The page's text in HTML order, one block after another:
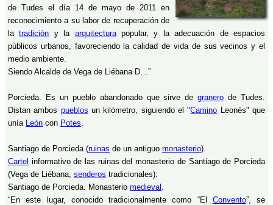
de Tudes el día 14 de mayo de 2011 en
reconocimiento a su labor de recuperación de
latradición y la arquitecturapopular, y la adecuación de espacios
públicos urbanos, favoreciendo la calidad de vida de sus vecinos y el
medio ambiente.
Siendo Alcalde de Vega de Liébana D…”
Porcieda. Es un pueblo abandonado que sirve degranero de Tudes.
Distan ambos pueblos un kilómetro, siguiendo el "Camino Leonés" que
unía León con Potes.
Santiago de Porcieda (ruinas de un antiguo monasterio).
Cartel informativo de las ruinas del monasterio de Santiago de Porcieda
(Vega de Liébana, senderos tradicionales):
Santiago de Porcieda. Monasterio medieval .
“En este lugar, conocido tradicionalmente como “El Convento”, se